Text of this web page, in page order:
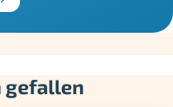
gefallen